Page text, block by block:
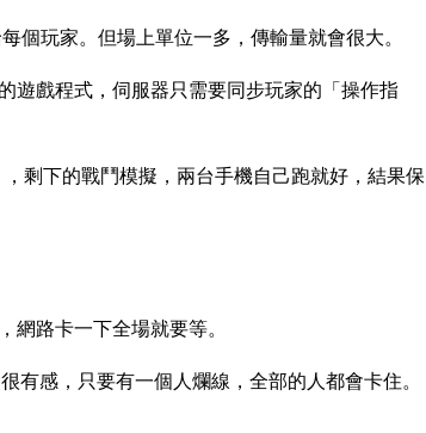
個玩家。但場上單位一多，傳輸量就會很大。
遊戲程式，伺服器只需要同步玩家的「操作指
剩下的戰鬥模擬，兩台手機自己跑就好，結果保
路卡一下全場就要等。
感，只要有一個人爛線，全部的人都會卡住。